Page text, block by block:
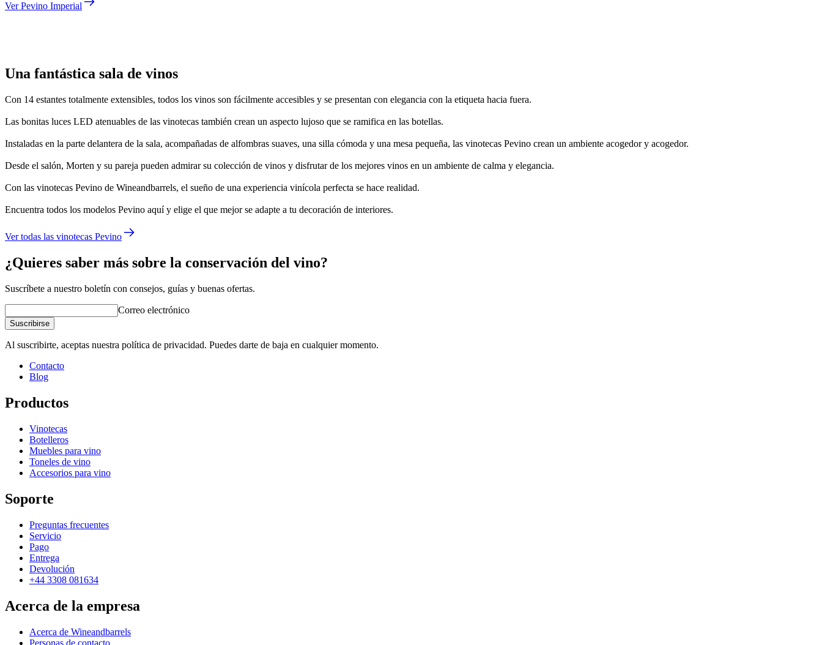
Ver Pevino Imperial
Una fantástica sala de vinos
Con 14 estantes totalmente extensibles, todos los vinos son fácilmente accesibles y se presentan con elegancia con la etiqueta hacia fuera.
Las bonitas luces LED atenuables de las vinotecas también crean un aspecto lujoso que se ramifica en las botellas.
Instaladas en la parte delantera de la sala, acompañadas de alfombras suaves, una silla cómoda y una mesa pequeña, las vinotecas Pevino crean un ambiente acogedor y acogedor.
Desde el salón, Morten y su pareja pueden admirar su colección de vinos y disfrutar de los mejores vinos en un ambiente de calma y elegancia.
Con las vinotecas Pevino de Wineandbarrels, el sueño de una experiencia vinícola perfecta se hace realidad.
Encuentra todos los modelos Pevino aquí y elige el que mejor se adapte a tu decoración de interiores.
Ver todas las vinotecas Pevino
¿Quieres saber más sobre la conservación del vino?
Suscríbete a nuestro boletín con consejos, guías y buenas ofertas.
Correo electrónico
Suscribirse
Al suscribirte, aceptas nuestra política de privacidad. Puedes darte de baja en cualquier momento.
Contacto
Blog
Productos
Vinotecas
Botelleros
Muebles para vino
Toneles de vino
Accesorios para vino
Soporte
Preguntas frecuentes
Servicio
Pago
Entrega
Devolución
+44 3308 081634
Acerca de la empresa
Acerca de Wineandbarrels
Personas de contacto